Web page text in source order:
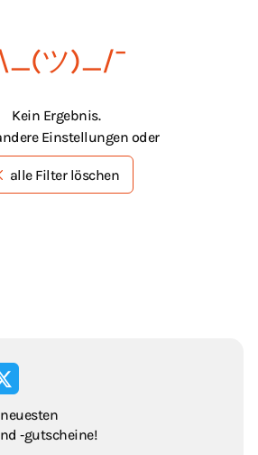
ツ)_/¯
Kein Ergebnis.
Einstellungen oder
alle Filter löschen
‑gutscheine!